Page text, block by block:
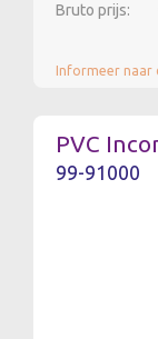
Bruto prijs:
Informeer naar
PVC
99-91000